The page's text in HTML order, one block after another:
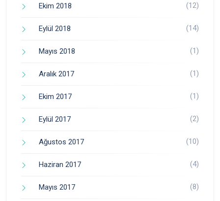
Ekim 2018 (12)
Eylül 2018 (14)
Mayıs 2018 (1)
Aralık 2017 (1)
Ekim 2017 (1)
Eylül 2017 (2)
Ağustos 2017 (10)
Haziran 2017 (4)
Mayıs 2017 (8)